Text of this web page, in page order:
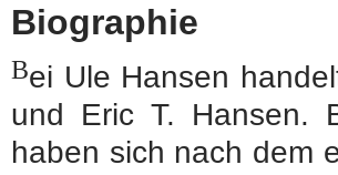
Biographie
Bei Ule Hansen
und Eric T. Hansen.
haben sich nach dem